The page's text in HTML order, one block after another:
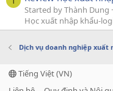
Started by Thành Dung
Học xuất nhập khẩu-
Dịch vụ doanh nghiệp xuất
Tiếng Việt (VN)